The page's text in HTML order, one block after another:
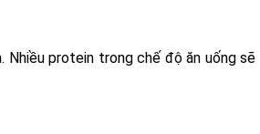
protein trong chế độ ăn uống sẽ